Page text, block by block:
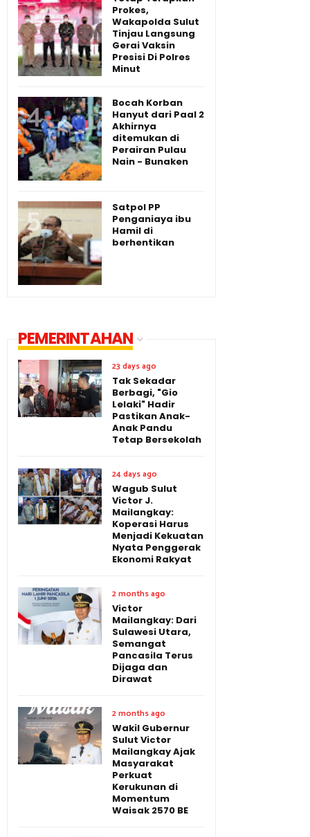
Prokes,
Wakapolda Sulut
Tinjau Langsung
Gerai Vaksin
Presisi Di Polres
Minut
Bocah Korban
Hanyut dari Paal 2
Akhirnya
ditemukan di
Perairan Pulau
Nain - Bunaken
Satpol PP
Penganiaya ibu
Hamil di
berhentikan
PEMERINTAHAN
23 days ago
Tak Sekadar
Berbagi, "Gio
Lelaki" Hadir
Pastikan Anak-
Anak Pandu
Tetap Bersekolah
24 days ago
Wagub Sulut
Victor J.
Mailangkay:
Koperasi Harus
Menjadi Kekuatan
Nyata Penggerak
Ekonomi Rakyat
2 months ago
Victor
Mailangkay: Dari
Sulawesi Utara,
Semangat
Pancasila Terus
Dijaga dan
Dirawat
2 months ago
Wakil Gubernur
Sulut Victor
Mailangkay Ajak
Masyarakat
Perkuat
Kerukunan di
Momentum
Waisak 2570 BE